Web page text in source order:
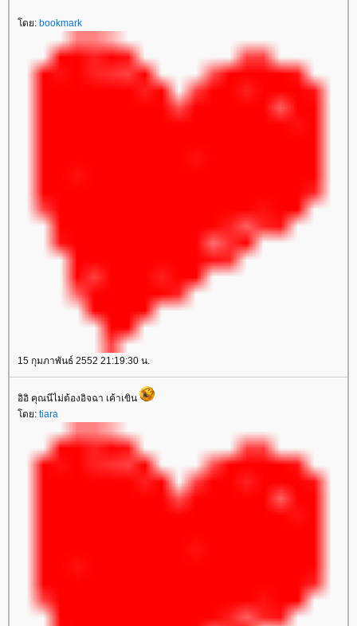
ดย: bookmark
15 กุมภาพันธ์ 2552 21:19:30 น.
อิอิ คุณนีไม่ต้องอิจฉา เค้าเขิน
ดย: tiara